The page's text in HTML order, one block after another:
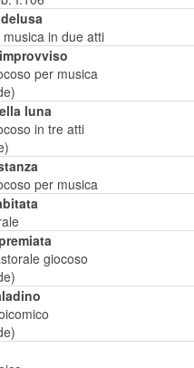
in due atti
per musica
luna
in tre atti
per musica
giocoso